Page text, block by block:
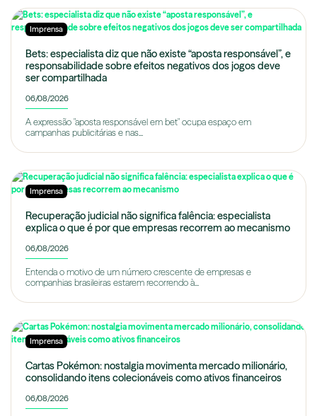
Imprensa
Bets: especialista diz que não existe “aposta responsável”, e
responsabilidade sobre efeitos negativos dos jogos deve
ser compartilhada
06/08/2026
A expressão "aposta responsável em bet" ocupa espaço em
campanhas publicitárias e nas...
Imprensa
Recuperação judicial não significa falência: especialista
explica o que é por que empresas recorrem ao mecanismo
06/08/2026
Entenda o motivo de um número crescente de empresas e
companhias brasileiras estarem recorrendo à...
Imprensa
Cartas Pokémon: nostalgia movimenta mercado milionário,
consolidando itens colecionáveis como ativos financeiros
06/08/2026